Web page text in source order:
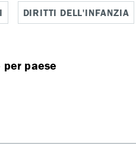
DIRITTI DELL'INFANZIA
paese